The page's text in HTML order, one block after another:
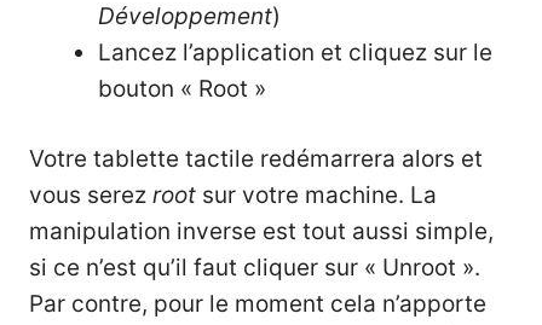
Développement)
Lancez l’application et cliquez sur le
bouton « Root »
Votre tablette tactile redémarrera alors et
vous serez root sur votre machine. La
manipulation inverse est tout aussi simple,
si ce n’est qu’il faut cliquer sur « Unroot ».
Par contre, pour le moment cela n’apporte